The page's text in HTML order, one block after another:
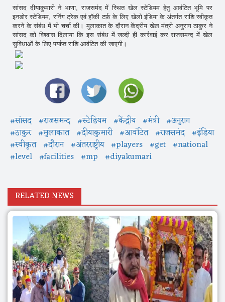
सांसद दीयाकुमारी ने भाणा, राजसमंद में स्थित खेल स्टेडियम हेतु आवंटित भूमि पर
इनडोर स्टेडियम, रनिंग ट्रेक एवं हॉकी टर्फ़ के लिए खेलो इंडिया के अंतर्गत राशि स्वीकृत
करने के संबंध में भी चर्चा की। मुलाकात के दौरान केंद्रीय खेल मंत्री अनुराग ठाकुर ने
सांसद को विश्वास दिलाया कि इस संबंध में जल्दी ही कार्रवाई कर राजसमन्द में खेल
सुविधाओं के लिए पर्याप्त राशि आवंटित की जाएगी।
#सांसद #राजसमन्द #स्टेडियम #केंद्रीय #मंत्री #अनुराग
#ठाकुर #मुलाकात #दीयाकुमारी #आवंटित #राजसमंद #इंडिया
#स्वीकृत #दौरान #अंतरराष्ट्रीय #players #get #national
#level #facilities #mp #diyakumari
RELATED NEWS